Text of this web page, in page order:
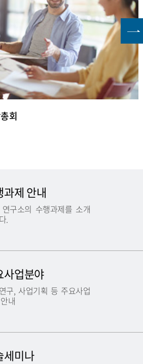
회
과제 안내
구소의 수행과제를 소개
.
사업분야
구, 사업기획 등 주요사업
내
세미나